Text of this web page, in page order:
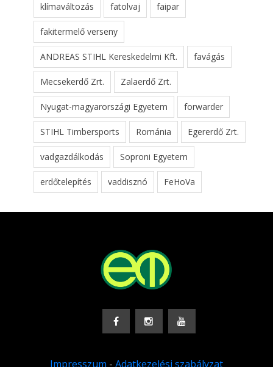
klímaváltozás fatolvaj faipar
fakitermelő verseny
ANDREAS STIHL Kereskedelmi Kft. favágás
Mecsekerdő Zrt. Zalaerdő Zrt.
Nyugat-magyarországi Egyetem forwarder
STIHL Timbersports Románia Egererdő Zrt.
vadgazdálkodás Soproni Egyetem
erdőtelepítés vaddisznó FeHoVa
Impresszum - Adatkezelési szabályzat